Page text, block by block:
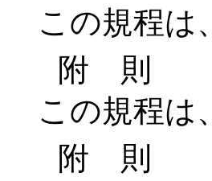
この規程は
附 則
この規程は
附 則